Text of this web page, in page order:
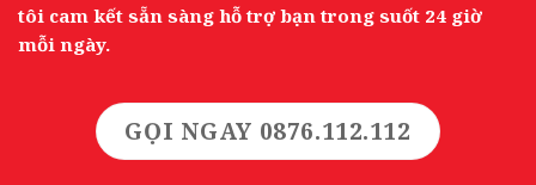
tôi cam kết sẵn sàng hỗ trợ bạn trong suốt 24 giờ
mỗi ngày.
GỌI NGAY 0876.112.112